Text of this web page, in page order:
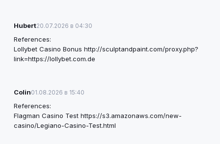
Hubert20.07.2026 в 04:30
References:
Lollybet Casino Bonus http://sculptandpaint.com/proxy.php?
link=https://lollybet.com.de
Colin01.08.2026 в 15:40
References:
Flagman Casino Test https://s3.amazonaws.com/new-
casino/Legiano-Casino-Test.html